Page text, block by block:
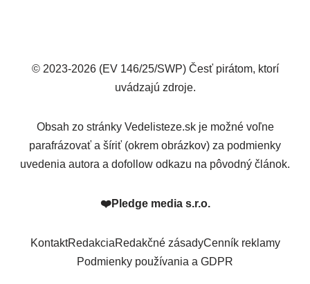
© 2023-2026 (EV 146/25/SWP) Česť pirátom, ktorí
uvádzajú zdroje.
Obsah zo stránky Vedelisteze.sk je možné voľne
parafrázovať a šíriť (okrem obrázkov) za podmienky
uvedenia autora a dofollow odkazu na pôvodný článok.
❤️Pledge media s.r.o.
KontaktRedakciaRedakčné zásadyCenník reklamy
Podmienky používania a GDPR